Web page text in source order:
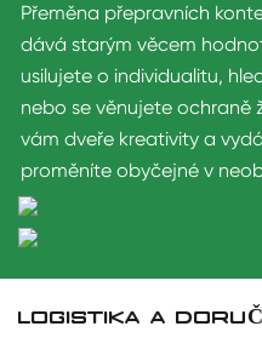
Přeměna přepravních
dává starým věcem
usilujete o individualitu,
nebo se věnujete ochraně
vám dveře kreativity a
proměníte obyčejné v
LOGISTIKA A